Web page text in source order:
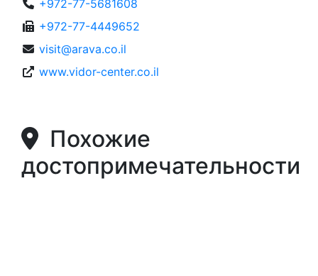
+972-77-5681608
+972-77-4449652
visit@arava.co.il
www.vidor-center.co.il
Похожие
достопримечательности